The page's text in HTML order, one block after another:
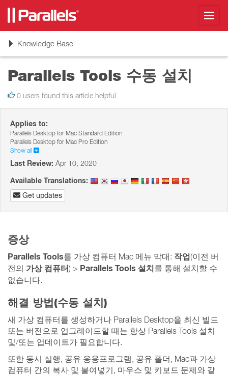
ToggleKnowledge Base
Parallels Tools 수동 설치
0 users found this article helpful
Applies to:
Parallels Desktop for Mac Standard Edition
Parallels Desktop for Mac Pro Edition
Show all
Last Review: Apr 10, 2020
Available Translations:
Get updates
증상
Parallels Tools를 가상 컴퓨터 Mac 메뉴 막대: 작업(이전 버
전의 가상 컴퓨터) > Parallels Tools 설치를 통해 설치할 수
없습니다.
해결 방법(수동 설치)
새 가상 컴퓨터를 생성하거나 Parallels Desktop을 최신 빌드
또는 버전으로 업그레이드할 때는 항상 Parallels Tools 설치
및/또는 업데이트가 필요합니다.
또한 동시 실행, 공유 응용프로그램, 공유 폴더, Mac과 가상
컴퓨터 간의 복사 및 붙여넣기, 마우스 및 키보드 문제와 같